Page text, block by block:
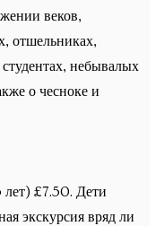
веков,
отшельниках,
небывалых
о чесноке и
лет) £7.50. Дети
экскурсия вряд ли